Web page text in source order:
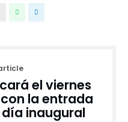
el viernes
la entrada
inaugural